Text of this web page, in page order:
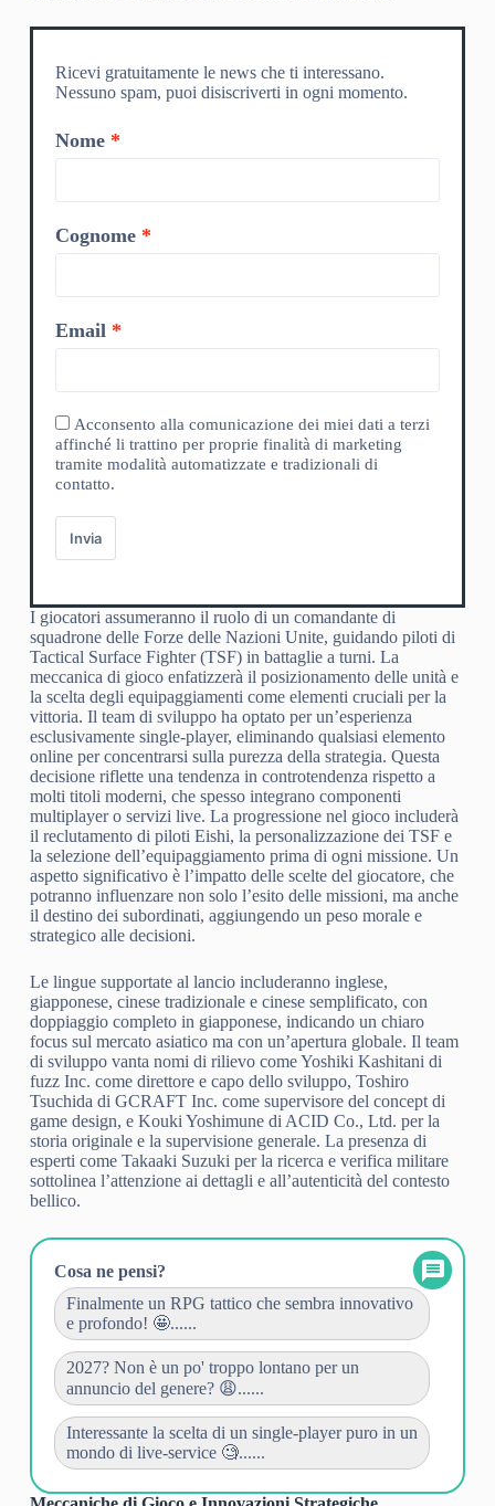
Ricevi gratuitamente le news che ti interessano.
Nessuno spam, puoi disiscriverti in ogni momento.
Nome
Cognome
Email
Acconsento alla comunicazione dei miei dati a terzi
affinché li trattino per proprie finalità di marketing
tramite modalità automatizzate e tradizionali di
contatto.
Invia
I giocatori assumeranno il ruolo di un comandante di
squadrone delle Forze delle Nazioni Unite, guidando piloti di
Tactical Surface Fighter (TSF) in battaglie a turni. La
meccanica di gioco enfatizzerà il posizionamento delle unità e
la scelta degli equipaggiamenti come elementi cruciali per la
vittoria. Il team di sviluppo ha optato per un’esperienza
esclusivamente single-player, eliminando qualsiasi elemento
online per concentrarsi sulla purezza della strategia. Questa
decisione riflette una tendenza in controtendenza rispetto a
molti titoli moderni, che spesso integrano componenti
multiplayer o servizi live. La progressione nel gioco includerà
il reclutamento di piloti Eishi, la personalizzazione dei TSF e
la selezione dell’equipaggiamento prima di ogni missione. Un
aspetto significativo è l’impatto delle scelte del giocatore, che
potranno influenzare non solo l’esito delle missioni, ma anche
il destino dei subordinati, aggiungendo un peso morale e
strategico alle decisioni.
Le lingue supportate al lancio includeranno inglese,
giapponese, cinese tradizionale e cinese semplificato, con
doppiaggio completo in giapponese, indicando un chiaro
focus sul mercato asiatico ma con un’apertura globale. Il team
di sviluppo vanta nomi di rilievo come Yoshiki Kashitani di
fuzz Inc. come direttore e capo dello sviluppo, Toshiro
Tsuchida di GCRAFT Inc. come supervisore del concept di
game design, e Kouki Yoshimune di ACID Co., Ltd. per la
storia originale e la supervisione generale. La presenza di
esperti come Takaaki Suzuki per la ricerca e verifica militare
sottolinea l’attenzione ai dettagli e all’autenticità del contesto
bellico.
Cosa ne pensi?
Finalmente un RPG tattico che sembra innovativo
e profondo! 🤩......
2027? Non è un po' troppo lontano per un
annuncio del genere? 😩......
Interessante la scelta di un single-player puro in un
mondo di live-service 🧐......